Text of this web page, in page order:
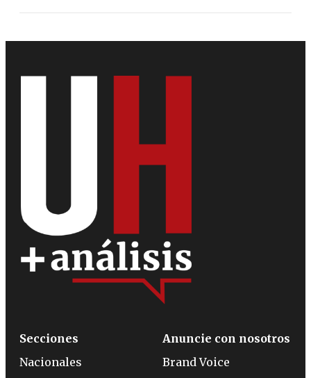
Secciones
Nacionales
Anuncie con nosotros
Brand Voice